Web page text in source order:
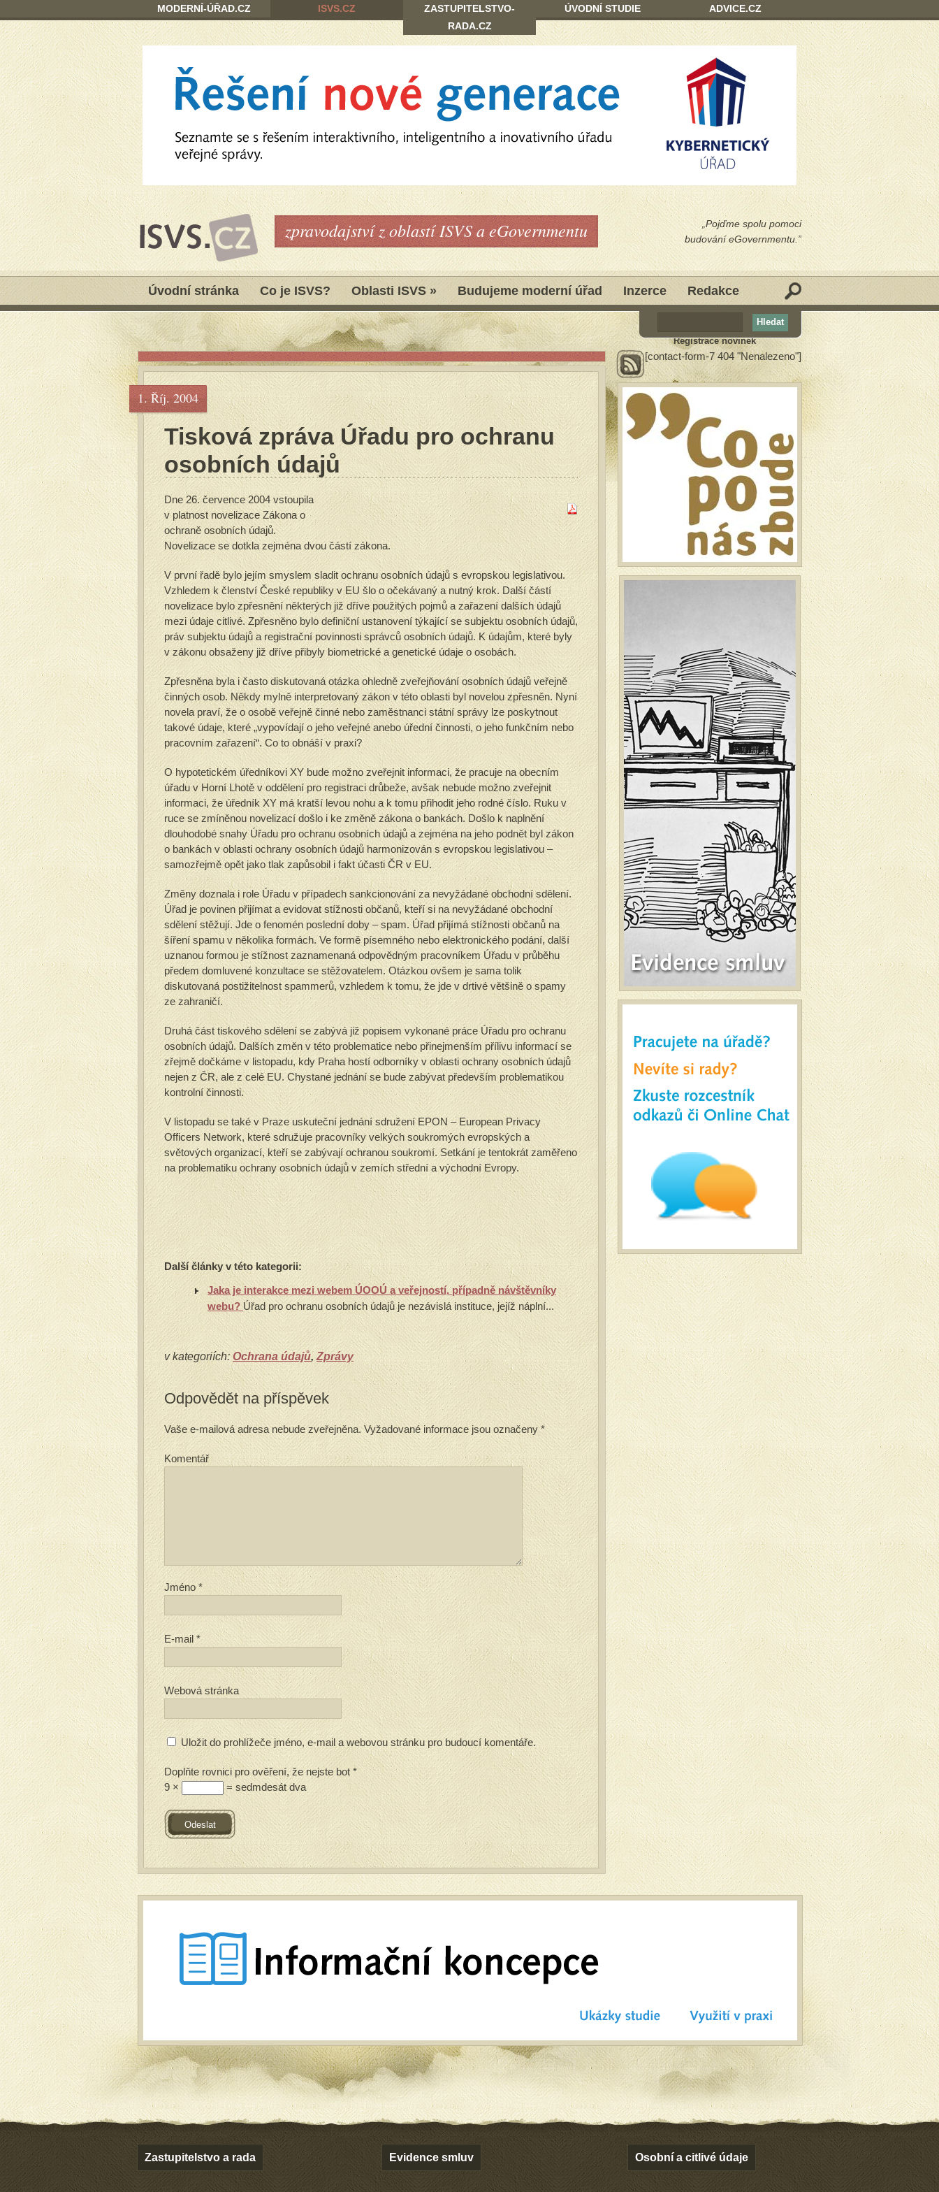
„Pojďme spolu pomoci
budování eGovernmentu.”
zpravodajství z oblastí ISVS a eGovernmentu
Úvodní stránka Co je ISVS? Oblasti ISVS » Budujeme moderní úřad Inzerce Redakce
1. Říj. 2004
Tisková zpráva Úřadu pro ochranu
osobních údajů
Dne 26. července 2004 vstoupila
v platnost novelizace Zákona o
ochraně osobních údajů.
Novelizace se dotkla zejména dvou částí zákona.
V první řadě bylo jejím smyslem sladit ochranu osobních údajů s evropskou legislativou.
Vzhledem k členství České republiky v EU šlo o očekávaný a nutný krok. Další částí
novelizace bylo zpřesnění některých již dříve použitých pojmů a zařazení dalších údajů
mezi údaje citlivé. Zpřesněno bylo definiční ustanovení týkající se subjektu osobních údajů,
práv subjektu údajů a registrační povinnosti správců osobních údajů. K údajům, které byly
v zákonu obsaženy již dříve přibyly biometrické a genetické údaje o osobách.
Zpřesněna byla i často diskutovaná otázka ohledně zveřejňování osobních údajů veřejně
činných osob. Někdy mylně interpretovaný zákon v této oblasti byl novelou zpřesněn. Nyní
novela praví, že o osobě veřejně činné nebo zaměstnanci státní správy lze poskytnout
takové údaje, které „vypovídají o jeho veřejné anebo úřední činnosti, o jeho funkčním nebo
pracovním zařazení“. Co to obnáší v praxi?
O hypotetickém úředníkovi XY bude možno zveřejnit informaci, že pracuje na obecním
úřadu v Horní Lhotě v oddělení pro registraci drůbeže, avšak nebude možno zveřejnit
informaci, že úředník XY má kratší levou nohu a k tomu přihodit jeho rodné číslo. Ruku v
ruce se zmíněnou novelizací došlo i ke změně zákona o bankách. Došlo k naplnění
dlouhodobé snahy Úřadu pro ochranu osobních údajů a zejména na jeho podnět byl zákon
o bankách v oblasti ochrany osobních údajů harmonizován s evropskou legislativou –
samozřejmě opět jako tlak zapůsobil i fakt účasti ČR v EU.
Změny doznala i role Úřadu v případech sankcionování za nevyžádané obchodní sdělení.
Úřad je povinen přijímat a evidovat stížnosti občanů, kteří si na nevyžádané obchodní
sdělení stěžují. Jde o fenomén poslední doby – spam. Úřad přijímá stížnosti občanů na
šíření spamu v několika formách. Ve formě písemného nebo elektronického podání, další
uznanou formou je stížnost zaznamenaná odpovědným pracovníkem Úřadu v průběhu
předem domluvené konzultace se stěžovatelem. Otázkou ovšem je sama tolik
diskutovaná postižitelnost spammerů, vzhledem k tomu, že jde v drtivé většině o spamy
ze zahraničí.
Druhá část tiskového sdělení se zabývá již popisem vykonané práce Úřadu pro ochranu
osobních údajů. Dalších změn v této problematice nebo přinejmenším přílivu informací se
zřejmě dočkáme v listopadu, kdy Praha hostí odborníky v oblasti ochrany osobních údajů
nejen z ČR, ale z celé EU. Chystané jednání se bude zabývat především problematikou
kontrolní činnosti.
V listopadu se také v Praze uskuteční jednání sdružení EPON – European Privacy
Officers Network, které sdružuje pracovníky velkých soukromých evropských a
světových organizací, kteří se zabývají ochranou soukromí. Setkání je tentokrát zaměřeno
na problematiku ochrany osobních údajů v zemích střední a východní Evropy.
Další články v této kategorii:
Jaka je interakce mezi webem ÚOOÚ a veřejností, případně návštěvníky
webu? Úřad pro ochranu osobních údajů je nezávislá instituce, jejíž náplní...
v kategoriích:Ochrana údajů, Zprávy
Odpovědět na příspěvek
Vaše e-mailová adresa nebude zveřejněna.Vyžadované informace jsou označeny*
Komentář
Jméno*
E-mail *
Webová stránka
Uložit do prohlížeče jméno, e-mail a webovou stránku pro budoucí komentáře.
Doplňte rovnici pro ověření, že nejste bot *
9 ×
= sedmdesát dva
Registrace novinek
[contact-form-7 404 "Nenalezeno"]
Zastupitelstvo a rada Evidence smluv Osobní a citlivé údaje
MODERNÍ-ÚŘAD.CZ ISVS.CZ
ZASTUPITELSTVO-
RADA.CZ
ÚVODNÍ STUDIE ADVICE.CZ